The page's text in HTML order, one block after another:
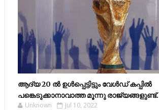
ആദ്യ 20 ല്‍ ഉള്‍പ്പെട്ടിട്ടും വേള്‍ഡ് കപ്പില്‍
പങ്കെടുക്കാനാവാത്ത മൂന്നു രാജ്യങ്ങളുണ്ട്.
Unknown Jul 10, 2022